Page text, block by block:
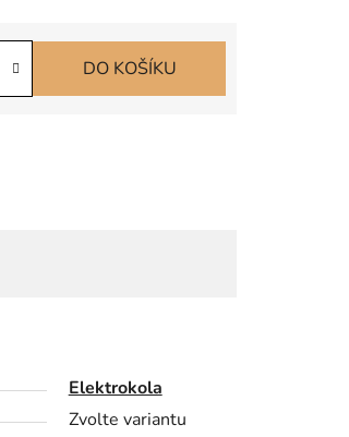
DO KOŠÍKU
Elektrokola
Zvolte variantu